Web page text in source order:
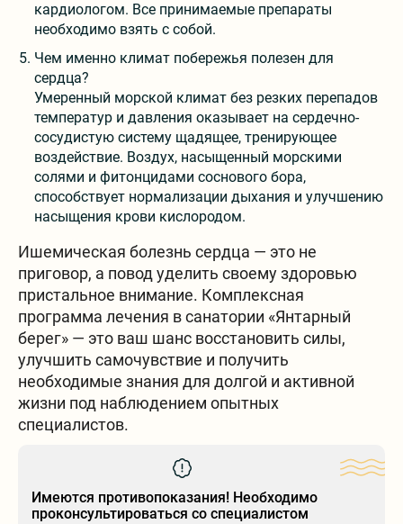
кардиологом. Все принимаемые препараты
необходимо взять с собой.
Чем именно климат побережья полезен для
сердца?
Умеренный морской климат без резких перепадов
температур и давления оказывает на сердечно-
сосудистую систему щадящее, тренирующее
воздействие. Воздух, насыщенный морскими
солями и фитонцидами соснового бора,
способствует нормализации дыхания и улучшению
насыщения крови кислородом.
Ишемическая болезнь сердца — это не
приговор, а повод уделить своему здоровью
пристальное внимание. Комплексная
программа лечения в санатории «Янтарный
берег» — это ваш шанс восстановить силы,
улучшить самочувствие и получить
необходимые знания для долгой и активной
жизни под наблюдением опытных
специалистов.
Имеются противопоказания! Необходимо
проконсультироваться со специалистом